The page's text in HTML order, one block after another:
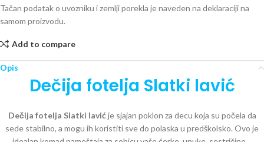
Tačan podatak o uvozniku i zemlji porekla je naveden na deklaraciji na
samom proizvodu.
Add to compare
Opis
Dečija fotelja Slatki lavić
Dečija fotelja Slatki lavićje sjajan poklon za decu koja su počela da
sede stabilno, a mogu ih koristiti sve do polaska u predškolsko. Ovo je